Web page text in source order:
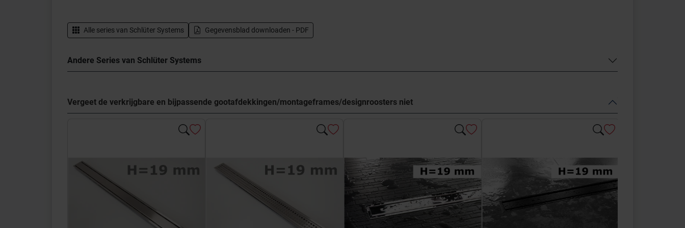
Alle series van Schlüter Systems Gegevensblad downloaden - PDF
Andere Series van Schlüter Systems
Vergeet de verkrijgbare en bijpassende gootafdekkingen/montageframes/designroosters niet